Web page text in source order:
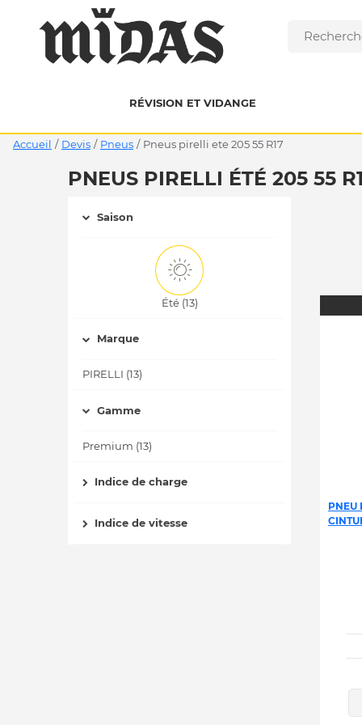
RÉVISION ET VIDANGE
Accueil / Devis / Pneus / pneus pirelli ete 205 55 R17
PNEUS PIRELLI ÉTÉ 205 55
Saison
Été (13)
Marque
PIRELLI (13)
Gamme
Premium (13)
Indice de charge
Indice de vitesse
PNEU